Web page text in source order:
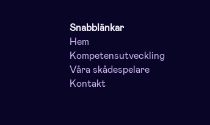
Snabblänkar
Hem
Kompetensutveckling
Våra skådespelare
Kontakt